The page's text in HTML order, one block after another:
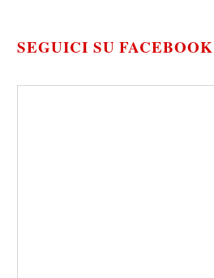
SEGUICI SU FACEBOOK